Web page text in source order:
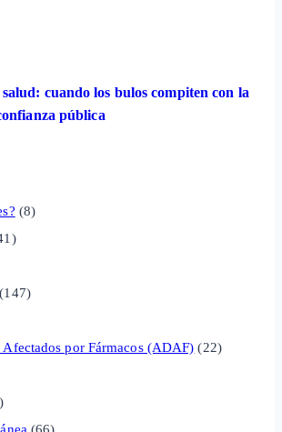
cuando los bulos compiten con la
pública
(8)
(147)
por Fármacos (ADAF) (22)